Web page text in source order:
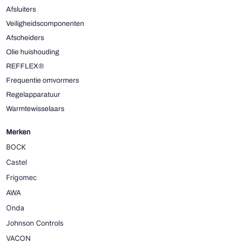
Afsluiters
Veiligheidscomponenten
Afscheiders
Olie huishouding
REFFLEX®
Frequentie omvormers
Regelapparatuur
Warmtewisselaars
Merken
BOCK
Castel
Frigomec
AWA
Onda
Johnson Controls
VACON